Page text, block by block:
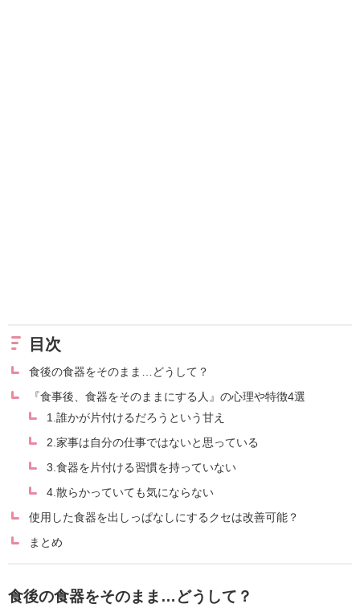
目次
食後の食器をそのまま…どうして？
『食事後、食器をそのままにする人』の心理や特徴4選
1.誰かが片付けるだろうという甘え
2.家事は自分の仕事ではないと思っている
3.食器を片付ける習慣を持っていない
4.散らかっていても気にならない
使用した食器を出しっぱなしにするクセは改善可能？
まとめ
食後の食器をそのまま…どうして？